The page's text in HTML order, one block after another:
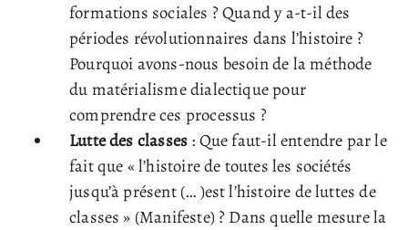
formations sociales ? Quand y a-t-il des
périodes révolutionnaires dans l’histoire ?
Pourquoi avons-nous besoin de la méthode
du matérialisme dialectique pour
comprendre ces processus ?
Lutte des classes : Que faut-il entendre par le
fait que « l’histoire de toutes les sociétés
jusqu’à présent (… )est l’histoire de luttes de
classes » (Manifeste) ? Dans quelle mesure la